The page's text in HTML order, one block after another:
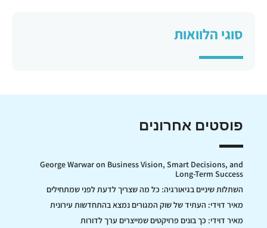
סוגי הלוואות
פוסטים אחרונים
George Warwar on Business Vision, Smart Decisions, and
Long-Term Success
השתלות שיניים בגיאורגיה: כל מה שצריך לדעת לפני שמתחילים
מאיר דוידי: העתיד של שוק המגורים נמצא בהתחדשות עירונית
מאיר דוידי: כך בונים פרויקטים שמייצרים ערך לדורות